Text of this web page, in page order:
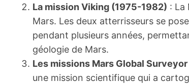
La mission Viking (1975-1982) : La
Mars. Les deux atterrisseurs se
pendant plusieurs années,
géologie de Mars.
Les missions Mars Global
une mission scientifique qui a